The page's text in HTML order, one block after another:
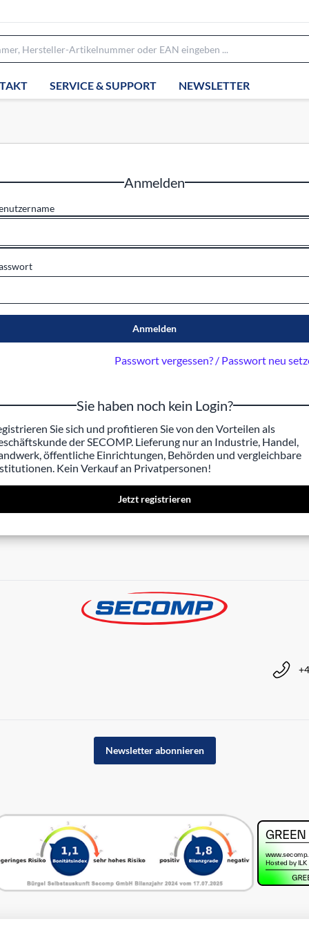
SERVICE & SUPPORT NEWSLETTER
Anmelden
Anmelden
Passwort vergessen? / Passwort neu
Sie haben noch kein Login?
Sie sich und profitieren Sie von den Vorteilen als
der SECOMP. Lieferung nur an Industrie, Handel,
öffentliche Einrichtungen, Behörden und vergleichbare
Kein Verkauf an Privatpersonen!
Jetzt registrieren
Newsletter abonnieren